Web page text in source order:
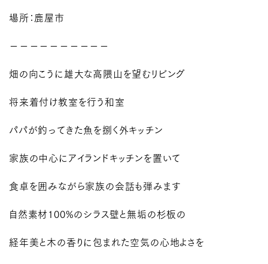
場所：鹿屋市
－－－－－－－－－－
畑の向こうに雄大な高隈山を望むリビング
将来着付け教室を行う和室
パパが釣ってきた魚を捌く外キッチン
家族の中心にアイランドキッチンを置いて
食卓を囲みながら家族の会話も弾みます
自然素材100%のシラス壁と無垢の杉板の
経年美と木の香りに包まれた空気の心地よさを